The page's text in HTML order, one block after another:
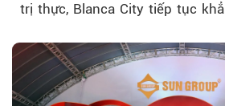
trị thực, Blanca City tiếp tục